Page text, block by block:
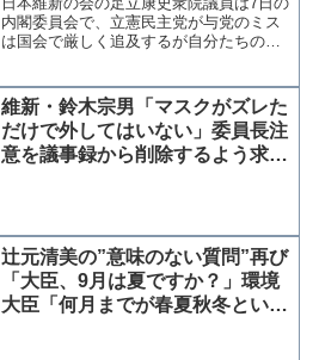
内閣委員会で、立憲民主党が与党のミス
は国会で厳しく追及するが自分たちのミ
デジタル改革関連法案で相次いで見つか
った条文ミスなどに関し...
維新・鈴木宗男「マスクがズレた
だけで外してはいない」委員長注
意を議事録から削除するよう求め
辻元清美の”意味のない質問”再び
「大臣、9月は夏ですか？」環境
大臣「何月までが春夏秋冬という